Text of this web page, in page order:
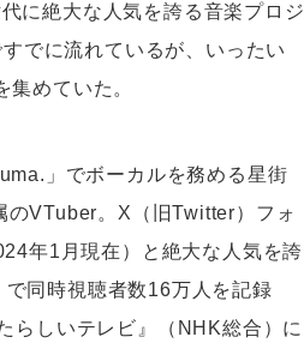
に絶大な人気を誇る音楽プロジ
でに流れているが、いったい
めていた。
」でボーカルを務める星街
のVTuber。X（旧Twitter）フォ
年1月現在）と絶大な人気を誇
同時視聴者数16万人を記録
らしいテレビ』（NHK総合）に